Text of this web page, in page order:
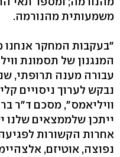
משמעותית מהנורמה.
"בעקבות המחקר אנחנו
המנגנון של תסמונת
עבורה מענה תרופתי,
נבקש לערוך ניסויים
וויליאמס", מסכם ד"ר
ייתכן שלממצאים שלנו
אחרות הקשורות
נפוצה, אוטיזם,